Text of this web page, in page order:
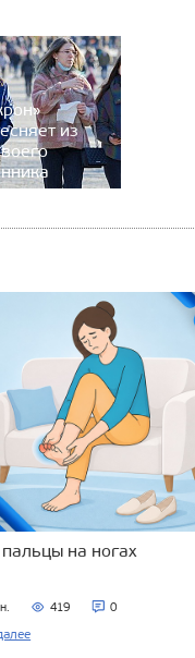
из
на ногах
419 0